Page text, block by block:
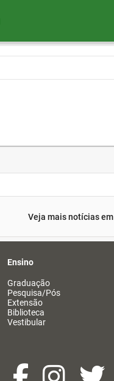
Veja mais notícias em
Ensino
Graduação
Pesquisa/Pós
Extensão
Biblioteca
Vestibular